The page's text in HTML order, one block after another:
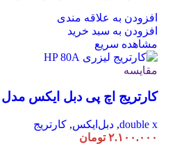
افزودن به علاقه مندی
افزودن به سبد خرید
مشاهده سریع
مقایسه
کارتریج اچ پی دبل ایکس مدل ۸۳A
double x
, دبل‌ایکس, کارتریج
۲.۱۰۰.۰۰۰ تومان